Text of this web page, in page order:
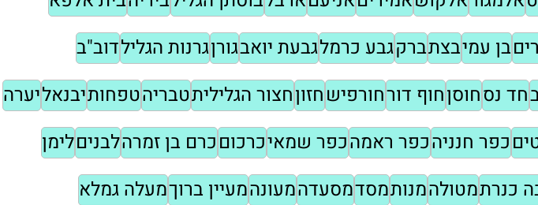
בן עמיבצתברקגבע כרמלגבעת יואבגורןגרנות הגלילדוב"ב
חד נסחוסןחוף דורחורפישחזוןחצור הגליליתטבריהטפחותיבנאליערה
כפר חנניהכפר ראמהכפר שמאיכרכוםכרם בן זמרהלבניםלימן
כנרתמטולהמנותמסדמסעדהמעונהמעיין ברוךמעלה גמלא